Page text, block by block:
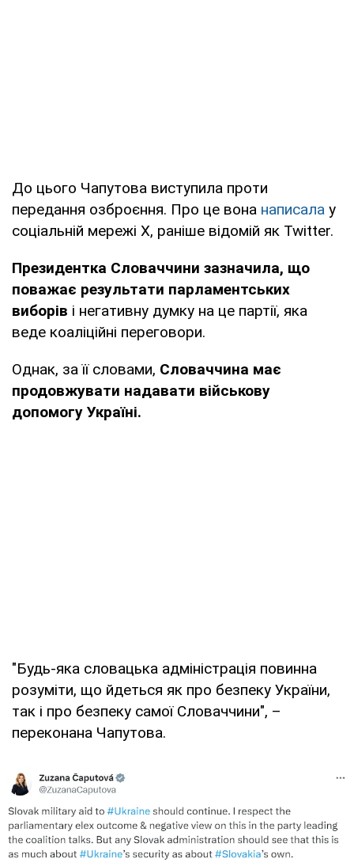
До цього Чапутова виступила проти
передання озброєння. Про це вона написала у
соціальній мережі X, раніше відомій як Twitter.
Президентка Словаччини зазначила, що
поважає результати парламентських
виборів і негативну думку на це партії, яка
веде коаліційні переговори.
Однак, за її словами, Словаччина має
продовжувати надавати військову
допомогу Україні.
"Будь-яка словацька адміністрація повинна
розуміти, що йдеться як про безпеку України,
так і про безпеку самої Словаччини", –
переконана Чапутова.